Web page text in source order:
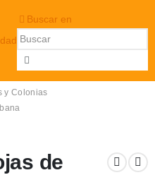
Buscar en
y Colonias
de